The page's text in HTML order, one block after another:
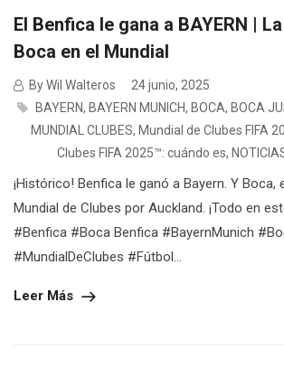
El Benfica le gana a BAYERN |
Boca en el Mundial
By Wil Walteros
24 junio, 2025
BAYERN, BAYERN MUNICH, BOCA, BOCA
MUNDIAL CLUBES, Mundial de Clubes FIFA
Clubes FIFA 2025™: cuándo es,
¡Histórico! Benfica le ganó a Bayern. Y Boca,
Mundial de Clubes por Auckland. ¡Todo en
#Benfica #Boca Benfica #BayernMunich
#MundialDeClubes #Fútbol...
Leer Más